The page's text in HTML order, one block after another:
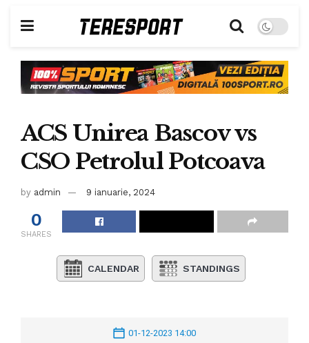
ACS Unirea Bascov vs
CSO Petrolul Potcoava
by admin 9 ianuarie, 2024
0
SHARES
CALENDAR STANDINGS
01-12-2023 14:00